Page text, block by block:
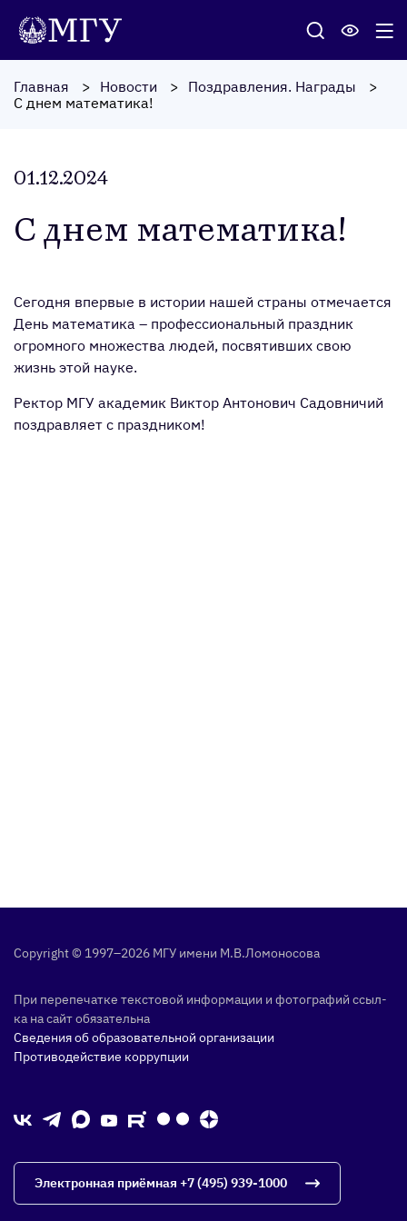
Главная Новости
Поздравления. Награды
С днем математика!
01.12.2024
С днем ма­тема­тика!
Сегодня впервые в истории нашей страны отмечается
День математика – профессиональный праздник
огромного множества людей, посвятивших свою
жизнь этой науке.
Ректор МГУ академик Виктор Антонович Садовничий
поздравляет с праздником!
Copyright © 1997–2026 МГУ име­ни М.В.Ло­моно­сова
При пе­репе­чат­ке тек­сто­вой ин­форма­ции и фо­тог­ра­фий ссыл­
ка на сайт обя­затель­на
Сведения об образовательной организации
Противодействие коррупции
Электронная приёмная +7 (495) 939-1000